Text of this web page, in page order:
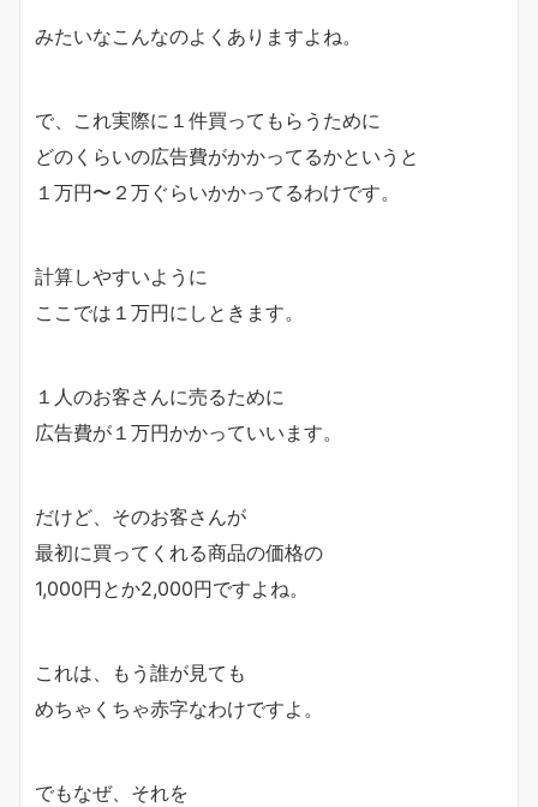
みたいなこんなのよくありますよね。
で、これ実際に１件買ってもらうために
どのくらいの広告費がかかってるかというと
１万円〜２万ぐらいかかってるわけです。
計算しやすいように
ここでは１万円にしときます。
１人のお客さんに売るために
広告費が１万円かかっていいます。
だけど、そのお客さんが
最初に買ってくれる商品の価格の
1,000円とか2,000円ですよね。
これは、もう誰が見ても
めちゃくちゃ赤字なわけですよ。
でもなぜ、それを